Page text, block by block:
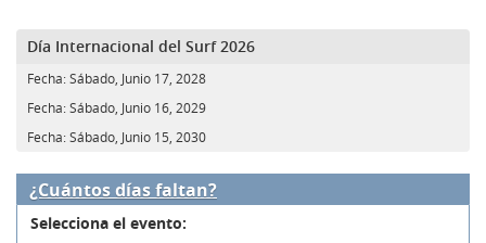
Día Internacional del Surf 2026
Fecha:Sábado, Junio 17, 2028
Fecha:Sábado, Junio 16, 2029
Fecha:Sábado, Junio 15, 2030
¿Cuántos días faltan?
Selecciona el evento: